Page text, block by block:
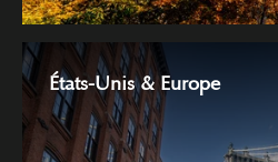
États-Unis & Europe